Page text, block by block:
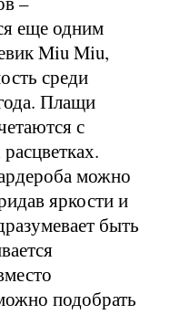
еще одним
Miu Miu,
среди
Плащи
с
можно
яркости и
быть
подобрать